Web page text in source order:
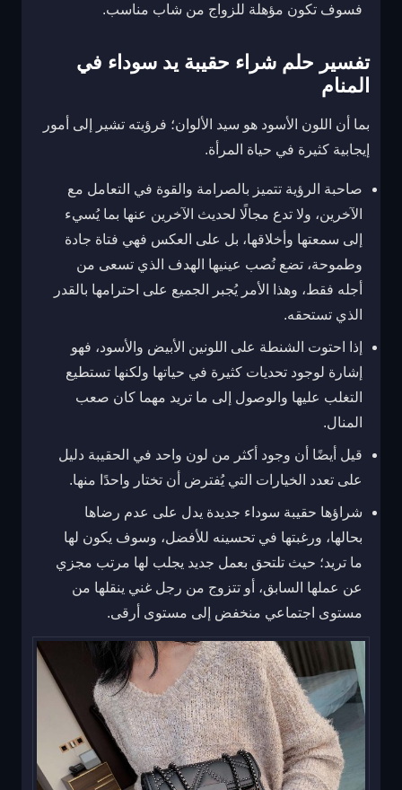
فسوف تكون مؤهلة للزواج من شاب مناسب.
تفسير حلم شراء حقيبة يد سوداء في
المنام
بما أن اللون الأسود هو سيد الألوان؛ فرؤيته تشير إلى أمور
إيجابية كثيرة في حياة المرأة.
صاحبة الرؤية تتميز بالصرامة والقوة في التعامل مع
الآخرين، ولا تدع مجالًا لحديث الآخرين عنها بما يُسيء
إلى سمعتها وأخلاقها، بل على العكس فهي فتاة جادة
وطموحة، تضع نُصب عينيها الهدف الذي تسعى من
أجله فقط، وهذا الأمر يُجبر الجميع على احترامها بالقدر
الذي تستحقه.
إذا احتوت الشنطة على اللونين الأبيض والأسود، فهو
إشارة لوجود تحديات كثيرة في حياتها ولكنها تستطيع
التغلب عليها والوصول إلى ما تريد مهما كان صعب
المنال.
قيل أيضًا أن وجود أكثر من لون واحد في الحقيبة دليل
على تعدد الخيارات التي يُفترض أن تختار واحدًا منها.
شراؤها حقيبة سوداء جديدة يدل على عدم رضاها
بحالها، ورغبتها في تحسينه للأفضل، وسوف يكون لها
ما تريد؛ حيث تلتحق بعمل جديد يجلب لها مرتب مجزي
عن عملها السابق، أو تتزوج من رجل غني ينقلها من
مستوى اجتماعي منخفض إلى مستوى أرقى.